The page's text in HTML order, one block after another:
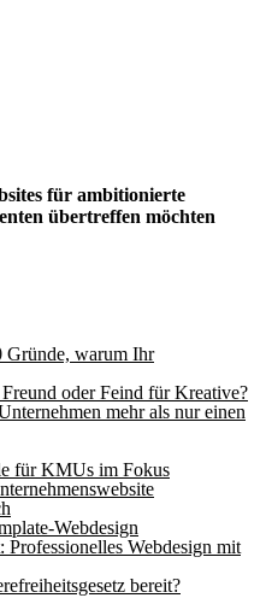
für ambitionierte
übertreffen möchten
Gründe, warum Ihr
oder Feind für Kreative?
mehr als nur einen
für KMUs im Fokus
Webdesign
Webdesign mit
bereit?